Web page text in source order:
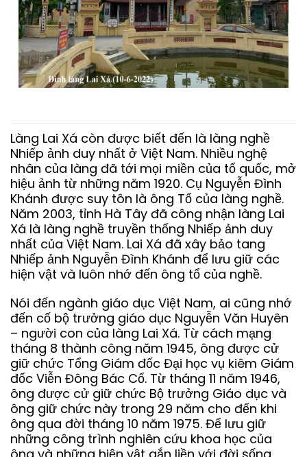
Làng Lai Xá còn được biết đến là làng nghề
Nhiếp ảnh duy nhất ở Việt Nam. Nhiều nghệ
nhân của làng đã tới mọi miền của tổ quốc, mở
hiệu ảnh từ những năm 1920. Cụ Nguyễn Đình
Khánh được suy tôn là ông Tổ của làng nghề.
Năm 2003, tỉnh Hà Tây đã công nhận làng Lai
Xá là làng nghề truyền thống Nhiếp ảnh duy
nhất của Việt Nam. Lai Xá đã xây bảo tang
Nhiếp ảnh Nguyễn Đình Khánh để lưu giữ các
hiện vật và luôn nhớ đến ông tổ của nghề.
Nói đến ngành giáo dục Việt Nam, ai cũng nhớ
đến cố bộ trưởng giáo dục Nguyễn Văn Huyên
– người con của làng Lai Xá. Từ cách mạng
tháng 8 thành công năm 1945, ông được cử
giữ chức Tổng Giám đốc Đại học vụ kiêm Giám
đốc Viễn Đông Bác Cổ. Từ tháng 11 năm 1946,
ông được cử giữ chức Bộ trưởng Giáo dục và
ông giữ chức này trong 29 năm cho đến khi
ông qua đời tháng 10 năm 1975. Để lưu giữ
những công trình nghiên cứu khoa học của